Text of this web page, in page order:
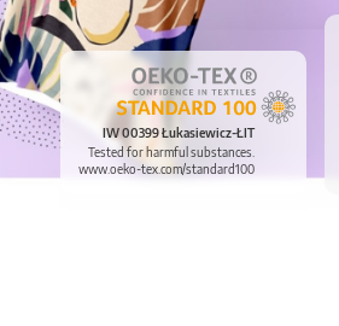
IW 00399 Łukasiewicz-ŁIT
Tested for harmful substances.
www.oeko-tex.com/standard100